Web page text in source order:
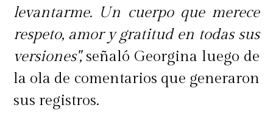
levantarme. Un cuerpo que merece
respeto, amor y gratitud en todas sus
versiones",señaló Georgina luego de
la ola de comentarios que generaron
sus registros.